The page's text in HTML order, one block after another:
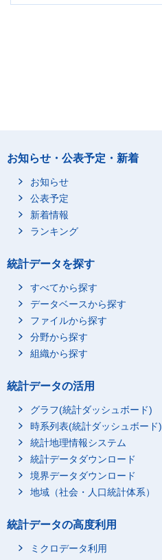
お知らせ・公表予定・新着
お知らせ
公表予定
新着情報
ランキング
統計データを探す
すべてから探す
データベースから探す
ファイルから探す
分野から探す
組織から探す
統計データの活用
グラフ(統計ダッシュボード)
時系列表(統計ダッシュボード)
統計地理情報システム
統計データダウンロード
境界データダウンロード
地域（社会・人口統計体系）
統計データの高度利用
ミクロデータ利用